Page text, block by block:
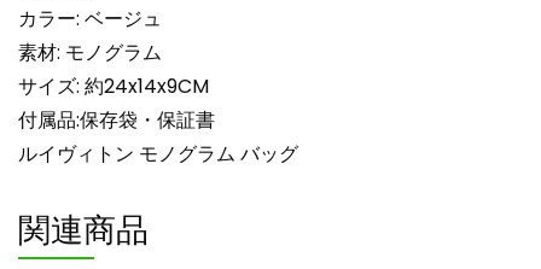
ベ
ー
ジ
ュ
N
品
イ
ヴ
カラー: ベージュ
素材: モノグラム
サイズ: 約24x14x9CM
付属品:保存袋・保証書
ルイヴィトン モノグラム バッグ
関連商品